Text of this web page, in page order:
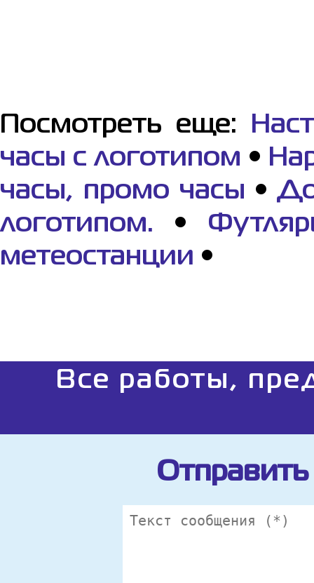
Посмотреть еще:
часы с логотипом •
часы, промо часы •
логотипом. •
метеостанции •
Все работы,
Отправить